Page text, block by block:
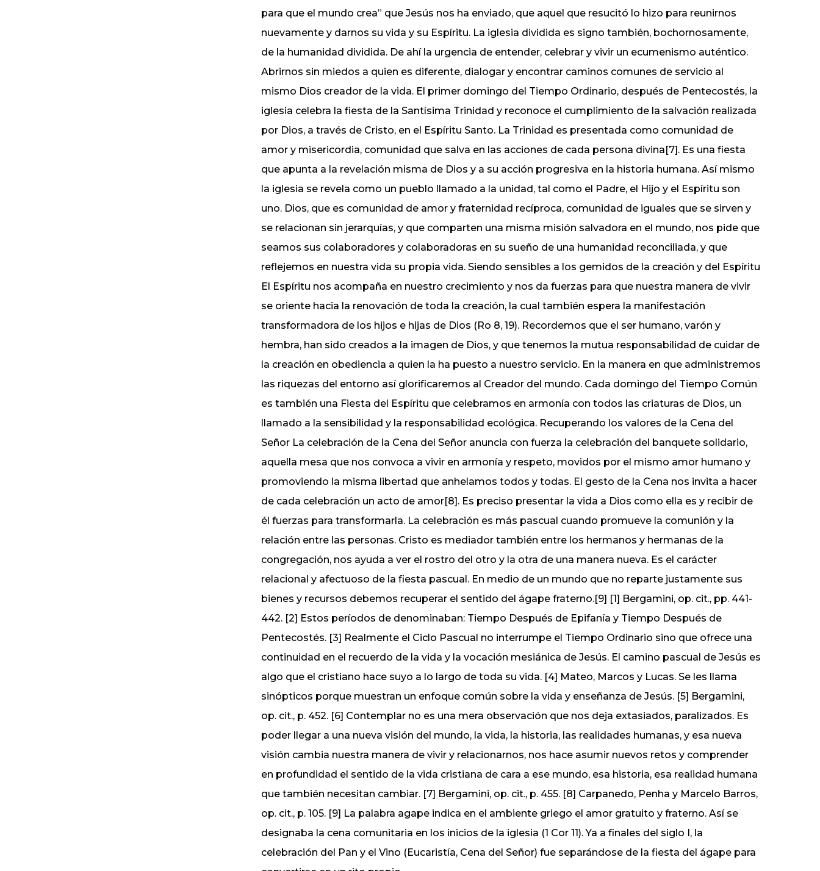
para que el mundo crea” que Jesús nos ha enviado, que aquel que resucitó lo hizo para reunirnos
nuevamente y darnos su vida y su Espíritu. La iglesia dividida es signo también, bochornosamente,
de la humanidad dividida. De ahí la urgencia de entender, celebrar y vivir un ecumenismo auténtico.
Abrirnos sin miedos a quien es diferente, dialogar y encontrar caminos comunes de servicio al
mismo Dios creador de la vida. El primer domingo del Tiempo Ordinario, después de Pentecostés, la
iglesia celebra la fiesta de la Santísima Trinidad y reconoce el cumplimiento de la salvación realizada
por Dios, a través de Cristo, en el Espíritu Santo. La Trinidad es presentada como comunidad de
amor y misericordia, comunidad que salva en las acciones de cada persona divina[7]. Es una fiesta
que apunta a la revelación misma de Dios y a su acción progresiva en la historia humana. Así mismo
la iglesia se revela como un pueblo llamado a la unidad, tal como el Padre, el Hijo y el Espíritu son
uno. Dios, que es comunidad de amor y fraternidad recíproca, comunidad de iguales que se sirven y
se relacionan sin jerarquías, y que comparten una misma misión salvadora en el mundo, nos pide que
seamos sus colaboradores y colaboradoras en su sueño de una humanidad reconciliada, y que
reflejemos en nuestra vida su propia vida. Siendo sensibles a los gemidos de la creación y del Espíritu
El Espíritu nos acompaña en nuestro crecimiento y nos da fuerzas para que nuestra manera de vivir
se oriente hacia la renovación de toda la creación, la cual también espera la manifestación
transformadora de los hijos e hijas de Dios (Ro 8, 19). Recordemos que el ser humano, varón y
hembra, han sido creados a la imagen de Dios, y que tenemos la mutua responsabilidad de cuidar de
la creación en obediencia a quien la ha puesto a nuestro servicio. En la manera en que administremos
las riquezas del entorno así glorificaremos al Creador del mundo. Cada domingo del Tiempo Común
es también una Fiesta del Espíritu que celebramos en armonía con todos las criaturas de Dios, un
llamado a la sensibilidad y la responsabilidad ecológica. Recuperando los valores de la Cena del
Señor La celebración de la Cena del Señor anuncia con fuerza la celebración del banquete solidario,
aquella mesa que nos convoca a vivir en armonía y respeto, movidos por el mismo amor humano y
promoviendo la misma libertad que anhelamos todos y todas. El gesto de la Cena nos invita a hacer
de cada celebración un acto de amor[8]. Es preciso presentar la vida a Dios como ella es y recibir de
él fuerzas para transformarla. La celebración es más pascual cuando promueve la comunión y la
relación entre las personas. Cristo es mediador también entre los hermanos y hermanas de la
congregación, nos ayuda a ver el rostro del otro y la otra de una manera nueva. Es el carácter
relacional y afectuoso de la fiesta pascual. En medio de un mundo que no reparte justamente sus
bienes y recursos debemos recuperar el sentido del ágape fraterno.[9] [1] Bergamini, op. cit., pp. 441-
442. [2] Estos períodos de denominaban: Tiempo Después de Epifanía y Tiempo Después de
Pentecostés. [3] Realmente el Ciclo Pascual no interrumpe el Tiempo Ordinario sino que ofrece una
continuidad en el recuerdo de la vida y la vocación mesiánica de Jesús. El camino pascual de Jesús es
algo que el cristiano hace suyo a lo largo de toda su vida. [4] Mateo, Marcos y Lucas. Se les llama
sinópticos porque muestran un enfoque común sobre la vida y enseñanza de Jesús. [5] Bergamini,
op. cit., p. 452. [6] Contemplar no es una mera observación que nos deja extasiados, paralizados. Es
poder llegar a una nueva visión del mundo, la vida, la historia, las realidades humanas, y esa nueva
visión cambia nuestra manera de vivir y relacionarnos, nos hace asumir nuevos retos y comprender
en profundidad el sentido de la vida cristiana de cara a ese mundo, esa historia, esa realidad humana
que también necesitan cambiar. [7] Bergamini, op. cit., p. 455. [8] Carpanedo, Penha y Marcelo Barros,
op. cit., p. 105. [9] La palabra agape indica en el ambiente griego el amor gratuito y fraterno. Así se
designaba la cena comunitaria en los inicios de la iglesia (1 Cor 11). Ya a finales del siglo I, la
celebración del Pan y el Vino (Eucaristía, Cena del Señor) fue separándose de la fiesta del ágape para